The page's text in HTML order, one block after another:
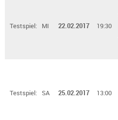
Testspiel: MI 22.02.2017 19:30
Testspiel: SA 25.02.2017 13:00